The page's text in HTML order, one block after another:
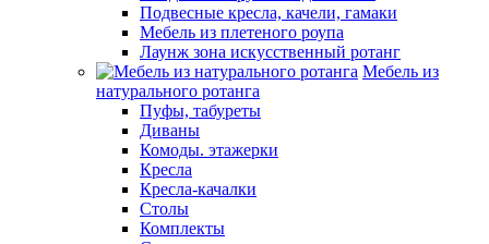
Подвесные кресла, качели, гамаки
Мебель из плетеного роупа
Лаунж зона искусственный ротанг
Мебель из
натурального ротанга
Пуфы, табуреты
Диваны
Комоды. этажерки
Кресла
Кресла-качалки
Столы
Комплекты